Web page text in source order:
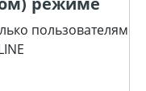
пользователям